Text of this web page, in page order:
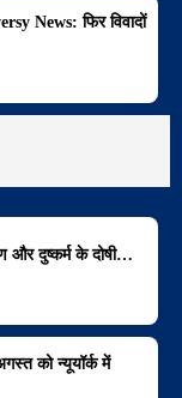
News: फिर विवादों
और दुष्कर्म के दोषी…
को न्यूयॉर्क में